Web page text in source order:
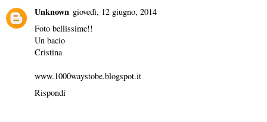
Unknown giovedì, 12 giugno, 2014
Foto bellissime!!
Un bacio
Cristina
www.1000waystobe.blogspot.it
Rispondi